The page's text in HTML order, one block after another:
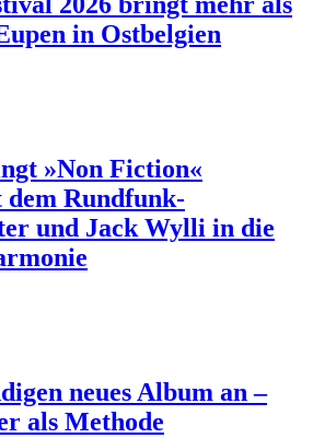
in Ostbelgien
»Non Fiction«
dem Rundfunk-
und Jack Wylli in die
neues Album an –
als Methode